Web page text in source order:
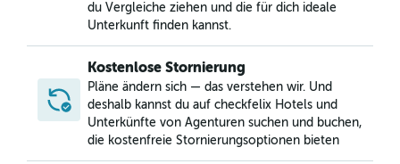
du Vergleiche ziehen und die für dich ideale
Unterkunft finden kannst.
Kostenlose Stornierung
Pläne ändern sich — das verstehen wir. Und
deshalb kannst du auf checkfelix Hotels und
Unterkünfte von Agenturen suchen und buchen,
die kostenfreie Stornierungsoptionen bieten